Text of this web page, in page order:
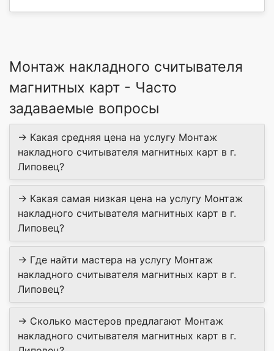
Монтаж накладного считывателя
магнитных карт - Часто
задаваемые вопросы
→ Какая средняя цена на услугу Монтаж
накладного считывателя магнитных карт в г.
Липовец?
→ Какая самая низкая цена на услугу Монтаж
накладного считывателя магнитных карт в г.
Липовец?
→ Где найти мастера на услугу Монтаж
накладного считывателя магнитных карт в г.
Липовец?
→ Сколько мастеров предлагают Монтаж
накладного считывателя магнитных карт в г.